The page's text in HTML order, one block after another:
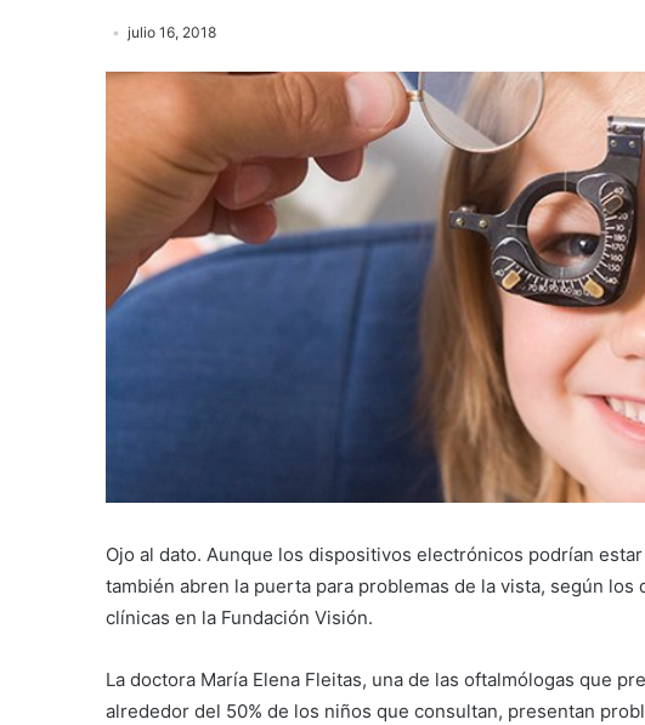
julio 16, 2018
Ojo al dato. Aunque los dispositivos electrónicos podrían
también abren la puerta para problemas de la vista, según
clínicas en la Fundación Visión.
La doctora María Elena Fleitas, una de las oftalmólogas que
alrededor del 50% de los niños que consultan, presentan